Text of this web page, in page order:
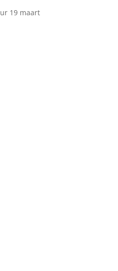
19 maart